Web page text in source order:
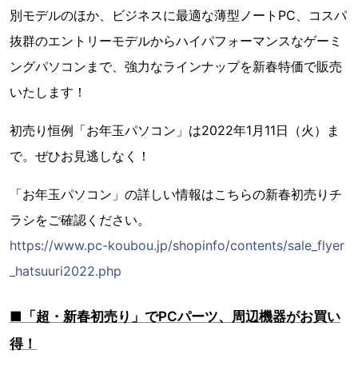
別モデルのほか、ビジネスに最適な薄型ノートPC、コスパ
抜群のエントリーモデルからハイパフォーマンスなゲーミ
ングパソコンまで、強力なラインナップを新春特価で販売
いたします！
初売り恒例「お年玉パソコン」は2022年1月11日（火）ま
で。ぜひお見逃しなく！
「お年玉パソコン」の詳しい情報はこちらの新春初売りチ
ラシをご確認ください。
https://www.pc-koubou.jp/shopinfo/contents/sale_flyer
_hatsuuri2022.php
■「超・新春初売り」でPCパーツ、周辺機器がお買い
得！